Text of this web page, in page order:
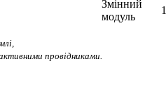
Змінний
модуль
1
провідниками.